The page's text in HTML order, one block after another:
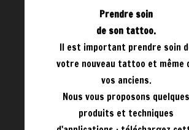
Prendre soin
de son tattoo.
Il est important prendre soin
votre nouveau tattoo et même
vos anciens.
Nous vous proposons quelques
produits et techniques